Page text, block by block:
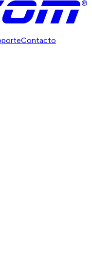
Contacto